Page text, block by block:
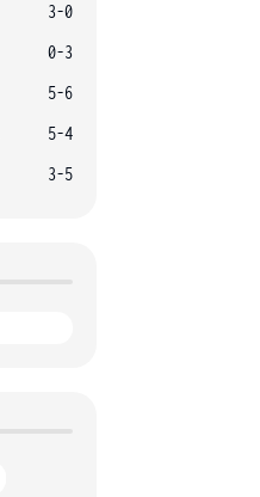
3-0
0-3
5-6
5-4
3-5